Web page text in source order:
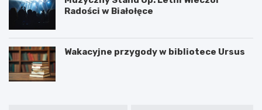
Radości w Białołęce
Wakacyjne przygody w bibliotece Ursus